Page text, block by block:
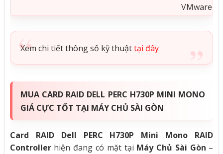
VMware
Xem chi tiết thông số kỹ thuậttại đây
MUA CARD RAID DELL PERC H730P MINI MONO
GIÁ CỰC TỐT TẠI MÁY CHỦ SÀI GÒN
Card RAID Dell PERC H730P Mini Mono RAID
Controllerhiện đang có mặt tại Máy Chủ Sài Gòn –